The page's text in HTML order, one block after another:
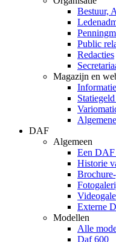
Bestuur,
Public
Redacties
Magazijn en
Informatie
DAF
Algemeen
Een DAF
Historie
Externe
Modellen
Alle
Daf 600